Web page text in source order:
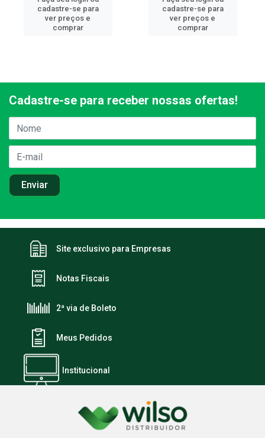
cadastre-se para
ver preços e
comprar
cadastre-se para
ver preços e
comprar
Cadastre-se para receber nossas ofertas!
Site exclusivo para Empresas
Notas Fiscais
2ª via de Boleto
Meus Pedidos
Institucional